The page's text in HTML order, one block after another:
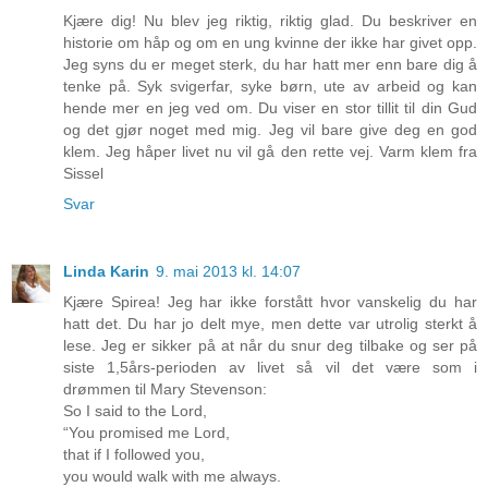
Kjære dig! Nu blev jeg riktig, riktig glad. Du beskriver en
historie om håp og om en ung kvinne der ikke har givet opp.
Jeg syns du er meget sterk, du har hatt mer enn bare dig å
tenke på. Syk svigerfar, syke børn, ute av arbeid og kan
hende mer en jeg ved om. Du viser en stor tillit til din Gud
og det gjør noget med mig. Jeg vil bare give deg en god
klem. Jeg håper livet nu vil gå den rette vej. Varm klem fra
Sissel
Svar
Linda Karin 9. mai 2013 kl. 14:07
Kjære Spirea! Jeg har ikke forstått hvor vanskelig du har
hatt det. Du har jo delt mye, men dette var utrolig sterkt å
lese. Jeg er sikker på at når du snur deg tilbake og ser på
siste 1,5års-perioden av livet så vil det være som i
drømmen til Mary Stevenson:
So I said to the Lord,
“You promised me Lord,
that if I followed you,
you would walk with me always.